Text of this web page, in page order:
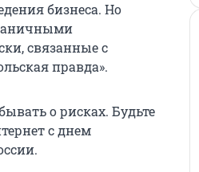
бизнеса. Но
связанные с
правда».
о рисках. Будьте
с днем